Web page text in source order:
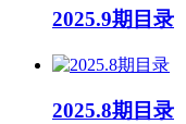
2025.9期目录
2025.8期目录